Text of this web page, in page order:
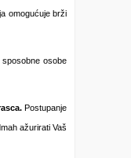
omogućuje brži
osobe
Postupanje
ažurirati Vaš